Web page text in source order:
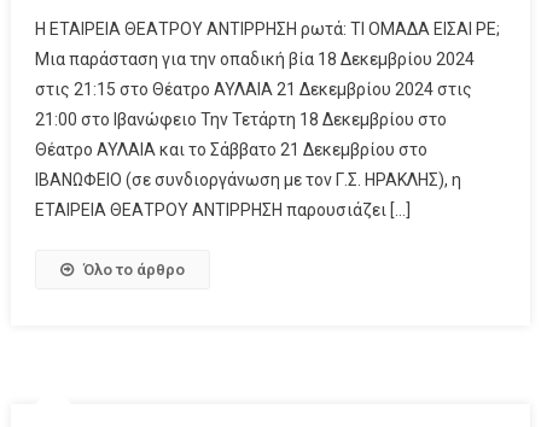
Η ΕΤΑΙΡΕΙΑ ΘΕΑΤΡΟΥ ΑΝΤΙΡΡΗΣΗ ρωτά: ΤΙ ΟΜΑΔΑ ΕΙΣΑΙ ΡΕ;
Μια παράσταση για την οπαδική βία 18 Δεκεμβρίου 2024
στις 21:15 στο Θέατρο ΑΥΛΑΙΑ 21 Δεκεμβρίου 2024 στις
21:00 στο Ιβανώφειο Την Τετάρτη 18 Δεκεμβρίου στο
Θέατρο ΑΥΛΑΙΑ και το Σάββατο 21 Δεκεμβρίου στο
ΙΒΑΝΩΦΕΙΟ (σε συνδιοργάνωση με τον Γ.Σ. ΗΡΑΚΛΗΣ), η
ΕΤΑΙΡΕΙΑ ΘΕΑΤΡΟΥ ΑΝΤΙΡΡΗΣΗ παρουσιάζει […]
Όλο το άρθρο